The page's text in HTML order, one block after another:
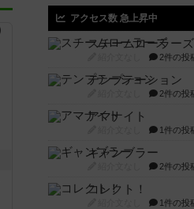
アクセス数 急上昇中
スチームローラーズ
2件の投
テンプテーション
2件の投
アマナイト
1件の投
ギャンブラー
2件の投
コレクト！
1件の投